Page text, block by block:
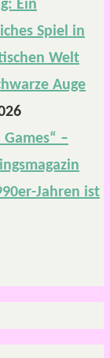
Ein
Spiel in
Welt
Auge
–
Jahren ist